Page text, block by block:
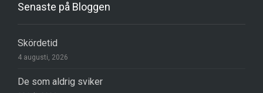
Senaste på Bloggen
Skördetid
4 augusti, 2026
De som aldrig sviker